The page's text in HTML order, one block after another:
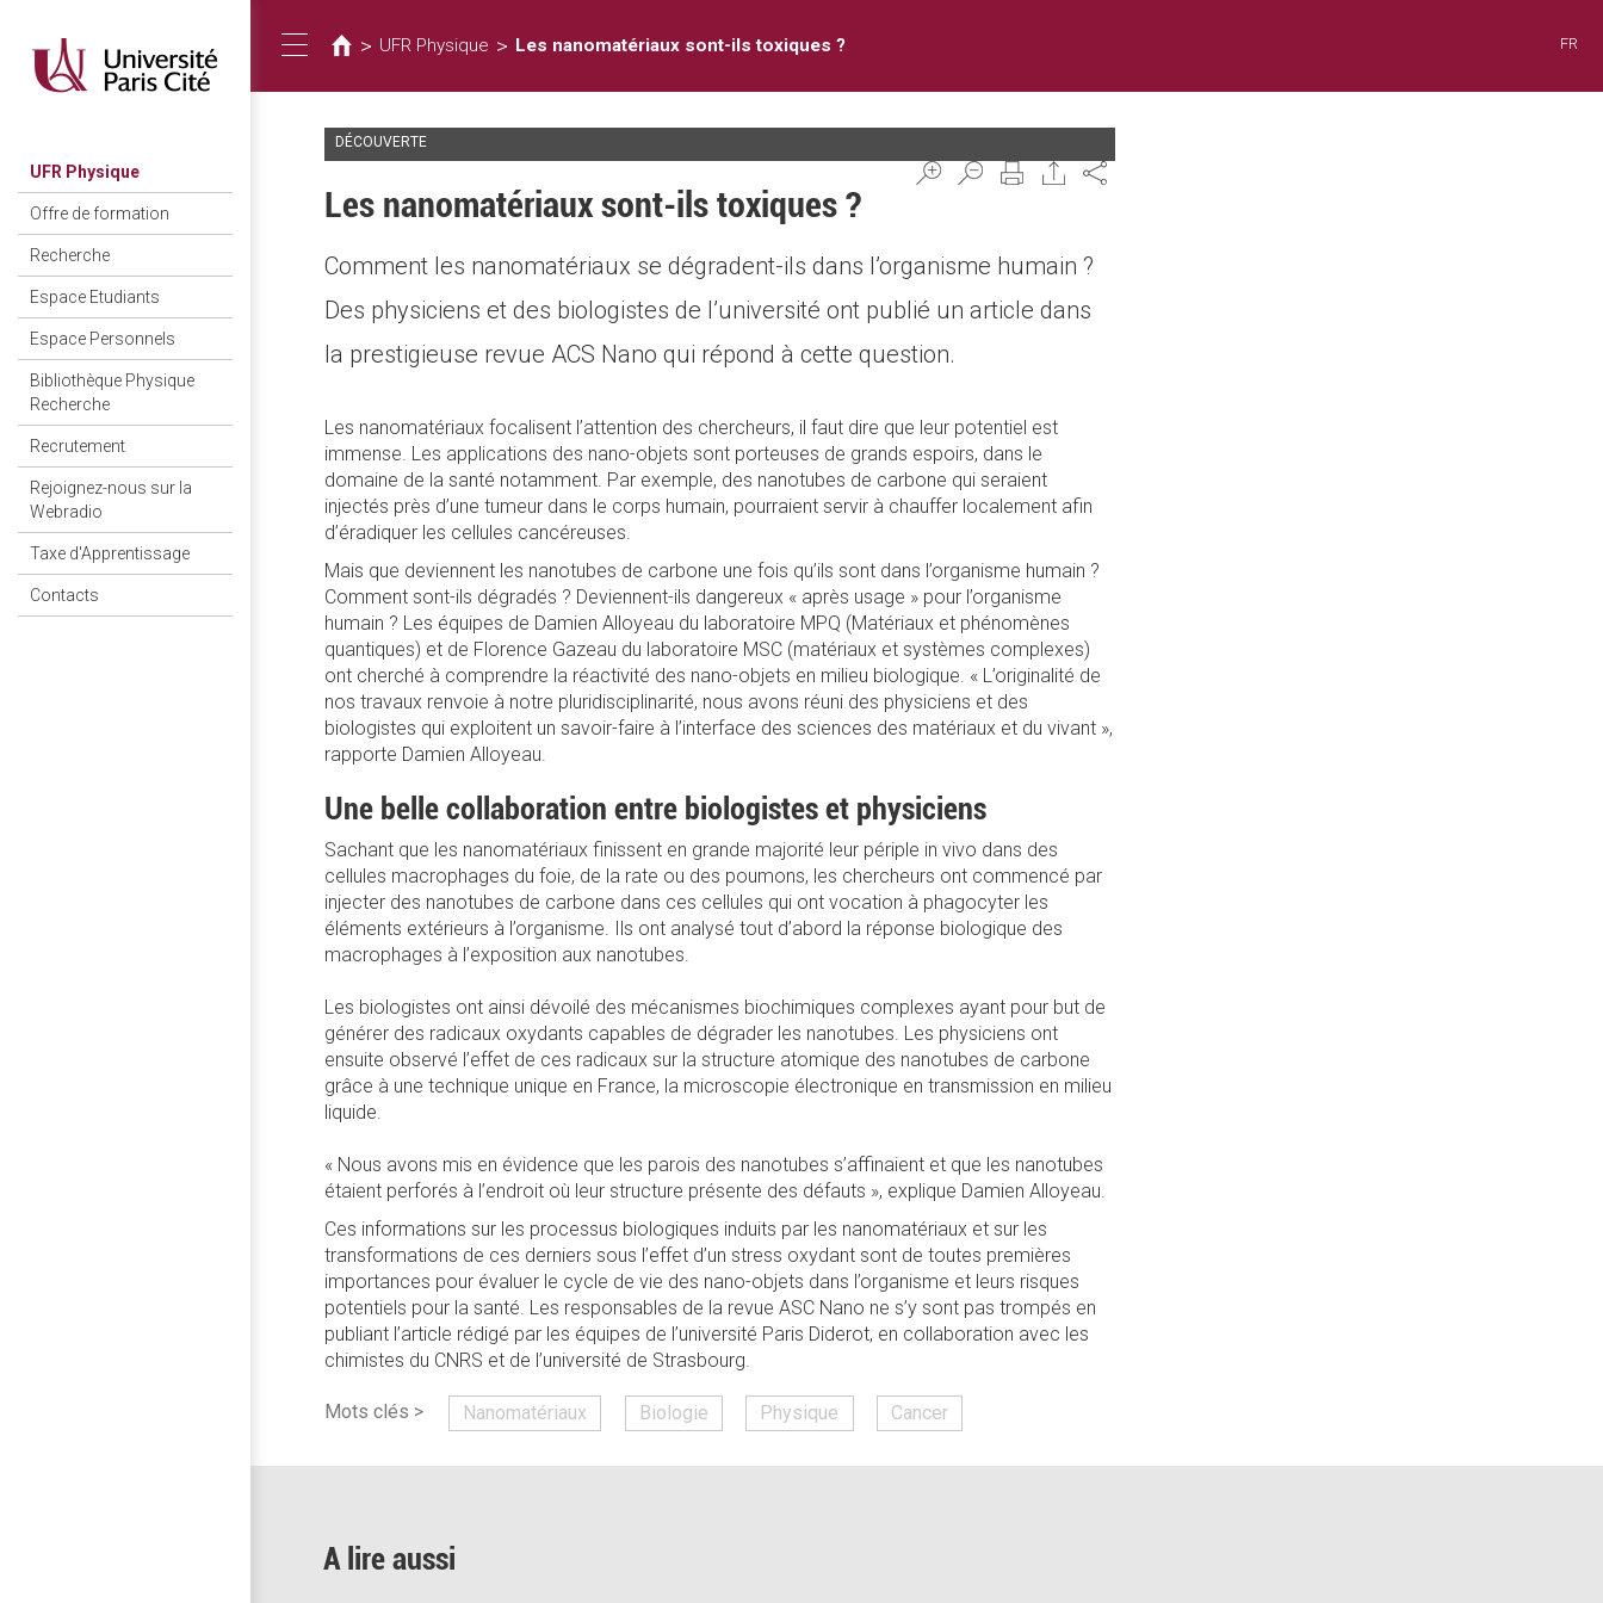
contenido
principal
UFR Physique
Offre de formation
Recherche
Espace Etudiants
Espace Personnels
Bibliothèque Physique
Recherche
Recrutement
Rejoignez-nous sur la
Webradio
Taxe d'Apprentissage
Contacts
Toggle
navigation
está
aquí
> UFR Physique > Les nanomatériaux sont-ils toxiques ? FR
DÉCOUVERTE
Les nanomatériaux sont-ils toxiques ?
Comment les nanomatériaux se dégradent-ils dans l’organisme humain ?
Des physiciens et des biologistes de l’université ont publié un article dans
la prestigieuse revue ACS Nano qui répond à cette question.
Les nanomatériaux focalisent l’attention des chercheurs, il faut dire que leur potentiel est
immense. Les applications des nano-objets sont porteuses de grands espoirs, dans le
domaine de la santé notamment. Par exemple, des nanotubes de carbone qui seraient
injectés près d’une tumeur dans le corps humain, pourraient servir à chauffer localement afin
d’éradiquer les cellules cancéreuses.
Mais que deviennent les nanotubes de carbone une fois qu’ils sont dans l’organisme humain ?
Comment sont-ils dégradés ? Deviennent-ils dangereux « après usage » pour l’organisme
humain ? Les équipes de Damien Alloyeau du laboratoire MPQ (Matériaux et phénomènes
quantiques) et de Florence Gazeau du laboratoire MSC (matériaux et systèmes complexes)
ont cherché à comprendre la réactivité des nano-objets en milieu biologique. « L’originalité de
nos travaux renvoie à notre pluridisciplinarité, nous avons réuni des physiciens et des
biologistes qui exploitent un savoir-faire à l’interface des sciences des matériaux et du vivant »,
rapporte Damien Alloyeau.
Une belle collaboration entre biologistes et physiciens
Sachant que les nanomatériaux finissent en grande majorité leur périple in vivo dans des
cellules macrophages du foie, de la rate ou des poumons, les chercheurs ont commencé par
injecter des nanotubes de carbone dans ces cellules qui ont vocation à phagocyter les
éléments extérieurs à l’organisme. Ils ont analysé tout d’abord la réponse biologique des
macrophages à l’exposition aux nanotubes.
Les biologistes ont ainsi dévoilé des mécanismes biochimiques complexes ayant pour but de
générer des radicaux oxydants capables de dégrader les nanotubes. Les physiciens ont
ensuite observé l’effet de ces radicaux sur la structure atomique des nanotubes de carbone
grâce à une technique unique en France, la microscopie électronique en transmission en milieu
liquide.
« Nous avons mis en évidence que les parois des nanotubes s’affinaient et que les nanotubes
étaient perforés à l’endroit où leur structure présente des défauts », explique Damien Alloyeau.
Ces informations sur les processus biologiques induits par les nanomatériaux et sur les
transformations de ces derniers sous l’effet d’un stress oxydant sont de toutes premières
importances pour évaluer le cycle de vie des nano-objets dans l’organisme et leurs risques
potentiels pour la santé. Les responsables de la revue ASC Nano ne s’y sont pas trompés en
publiant l’article rédigé par les équipes de l’université Paris Diderot, en collaboration avec les
chimistes du CNRS et de l’université de Strasbourg.
Mots clés > Nanomatériaux Biologie Physique Cancer
A lire aussi